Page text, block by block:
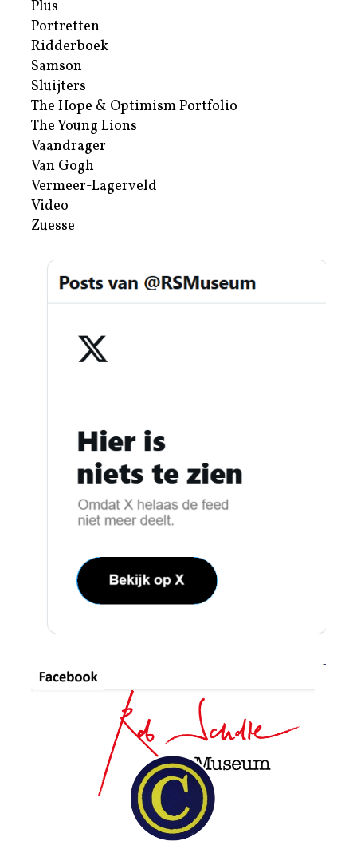
Plus
Portretten
Ridderboek
Samson
Sluijters
The Hope & Optimism Portfolio
The Young Lions
Vaandrager
Van Gogh
Vermeer-Lagerveld
Video
Zuesse